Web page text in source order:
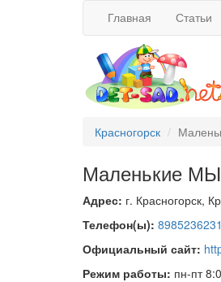
Главная Статьи
Красногорск
Маленькие МЫ
Адрес: г. Красногорск,
Телефон(ы):
Официальный сайт:
Режим работы: пн-пт